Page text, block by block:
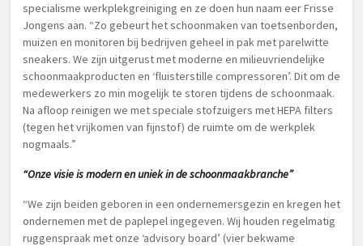
specialisme werkplekgreiniging en ze doen hun naam eer Frisse
Jongens aan. “Zo gebeurt het schoonmaken van toetsenborden,
muizen en monitoren bij bedrijven geheel in pak met parelwitte
sneakers. We zijn uitgerust met moderne en milieuvriendelijke
schoonmaakproducten en ‘fluisterstille compressoren’. Dit om de
medewerkers zo min mogelijk te storen tijdens de schoonmaak.
Na afloop reinigen we met speciale stofzuigers met HEPA filters
(tegen het vrijkomen van fijnstof) de ruimte om de werkplek
nogmaals.”
“Onze visie is modern en uniek in de schoonmaakbranche”
“We zijn beiden geboren in een ondernemersgezin en kregen het
ondernemen met de paplepel ingegeven. Wij houden regelmatig
ruggenspraak met onze ‘advisory board’ (vier bekwame